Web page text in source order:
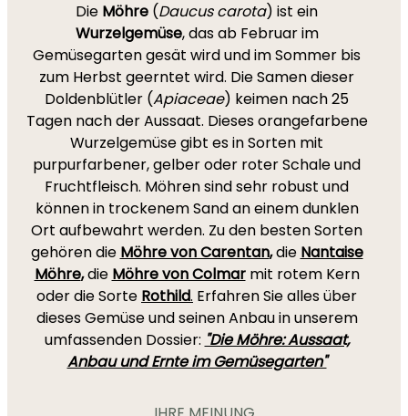
Die Möhre (Daucus carota) ist ein
Wurzelgemüse, das ab Februar im
Gemüsegarten gesät wird und im Sommer bis
zum Herbst geerntet wird. Die Samen dieser
Doldenblütler (Apiaceae) keimen nach 25
Tagen nach der Aussaat. Dieses orangefarbene
Wurzelgemüse gibt es in Sorten mit
purpurfarbener, gelber oder roter Schale und
Fruchtfleisch. Möhren sind sehr robust und
können in trockenem Sand an einem dunklen
Ort aufbewahrt werden. Zu den besten Sorten
gehören die Möhre von Carentan,die Nantaise
Möhre,die Möhre von Colmarmit rotem Kern
oder die Sorte Rothild. Erfahren Sie alles über
dieses Gemüse und seinen Anbau in unserem
umfassenden Dossier: "Die Möhre: Aussaat,
Anbau und Ernte im Gemüsegarten"